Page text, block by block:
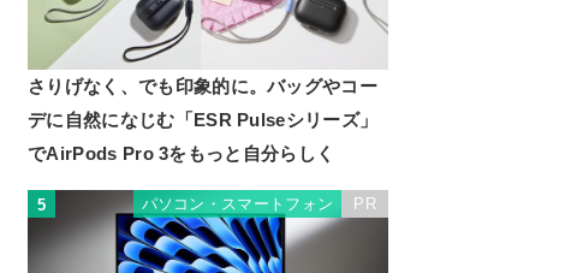
さりげなく、でも印象的に。バッグやコー
デに自然になじむ「ESR Pulseシリーズ」
でAirPods Pro 3をもっと自分らしく
5 パソコン・スマートフォン PR